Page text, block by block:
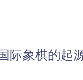
际象棋的起